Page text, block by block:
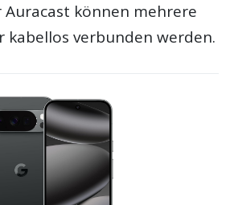
können mehrere
kabellos verbunden werden.